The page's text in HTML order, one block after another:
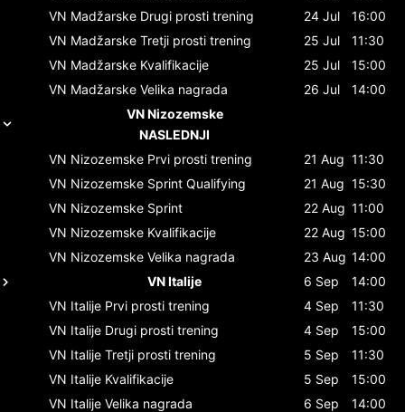
VN Madžarske Drugi prosti trening 24 Jul
16:00
VN Madžarske Tretji prosti trening 25 Jul
11:30
VN Madžarske Kvalifikacije 25 Jul
15:00
VN Madžarske Velika nagrada 26 Jul
14:00
VN Nizozemske
NASLEDNJI
VN Nizozemske Prvi prosti trening 21 Aug 11:30
VN Nizozemske Sprint Qualifying 21 Aug 15:30
VN Nizozemske Sprint 22 Aug 11:00
VN Nizozemske Kvalifikacije 22 Aug 15:00
VN Nizozemske Velika nagrada 23 Aug 14:00
VN Italije
6 Sep
14:00
VN Italije Prvi prosti trening 4 Sep
11:30
VN Italije Drugi prosti trening 4 Sep
15:00
VN Italije Tretji prosti trening 5 Sep
11:30
VN Italije Kvalifikacije 5 Sep
15:00
VN Italije Velika nagrada 6 Sep
14:00